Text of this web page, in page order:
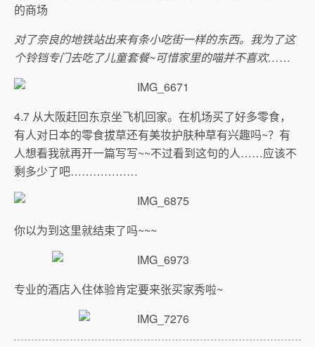
的商场
对了奈良的地铁站出来有条小吃街一样的东西。我为了这
个铃铛专门去吃了儿童套餐~可惜家里的喵并不喜欢……
4.7 从大阪赶回东京坐飞机回家。在机场买了好多零食，
有人对日本的零食拔草还有美妆护肤种草有兴趣吗~？有
人想看我就再开一篇写写~~不过看到这句的人……应该不
剩多少了吧………………
你以为到这里就结束了吗~~~
专业的酒店入住体验肯定要来张买家秀啦~